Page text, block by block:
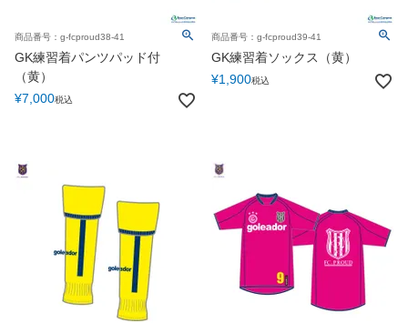
商品番号：g-fcproud38-41
GK練習着パンツパッド付
（黄）
¥7,000税込
商品番号：g-fcproud39-41
GK練習着ソックス（黄）
¥1,900税込